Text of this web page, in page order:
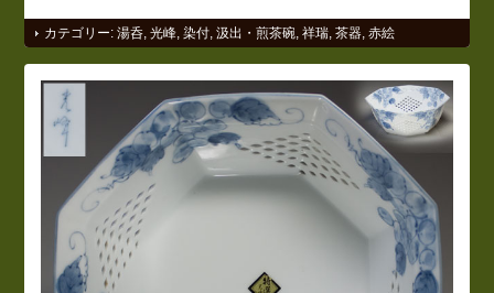
カテゴリー:湯呑 ,光峰 ,染付 ,汲出・煎茶碗 ,祥瑞 ,茶器 ,赤絵